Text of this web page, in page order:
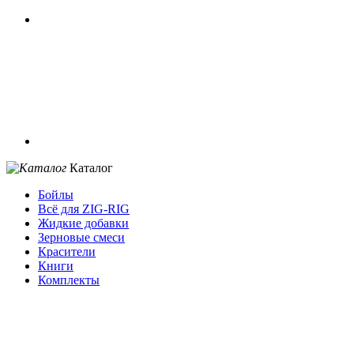
Каталог
Бойлы
Всё для ZIG-RIG
Жидкие добавки
Зерновые смеси
Красители
Книги
Комплекты